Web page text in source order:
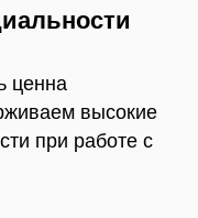
ценна
высокие
при работе с